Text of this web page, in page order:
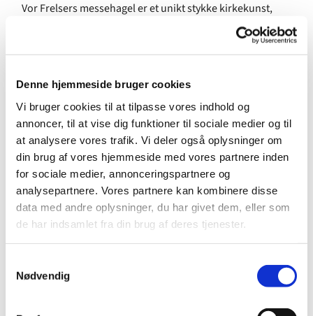
Denne hjemmeside bruger cookies
Vi bruger cookies til at tilpasse vores indhold og
annoncer, til at vise dig funktioner til sociale medier og til
at analysere vores trafik. Vi deler også oplysninger om
din brug af vores hjemmeside med vores partnere inden
for sociale medier, annonceringspartnere og
analysepartnere. Vores partnere kan kombinere disse
data med andre oplysninger, du har givet dem, eller som
de har indsamlet fra din brug af deres tjenester.
Nødvendig
Vor Frelsers messehagel er et unikt stykke kirkekunst,
skabt i en dialog mellem nutiden og kirkens historie og
arkitektur. Samtidig udfylder den en central rolle i
højmessens liturgi. Messehagelen blev designet af
Damgaard for Selskabet for Kirkelig Kunst i 2014.
Messehaglers design og symbolik er en vigtig del af
gudstjenesten, der hjælper os med at forstå og engagere
os i vores trostradition. Deres farver angiver, hvilken del
af kirkeåret vi befinder os i, og det ophøjer nadverens
sakramente, når præsten iklæder sig en smuk
messehagel, på samme måde som når vi klæder os pænt
på til vigtige middage.
Den grønne messehagel fra Vor Frelsers Kirke er præget
af motivet "Livets træ", her afbildet som et vildt æbletræ i
alle dets stadier: knop, blomst, frugt og afvisnet. Træets